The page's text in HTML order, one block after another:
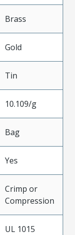
Brass
Gold
Tin
10.109/g
Bag
Yes
Crimp or
Compression
UL 1015